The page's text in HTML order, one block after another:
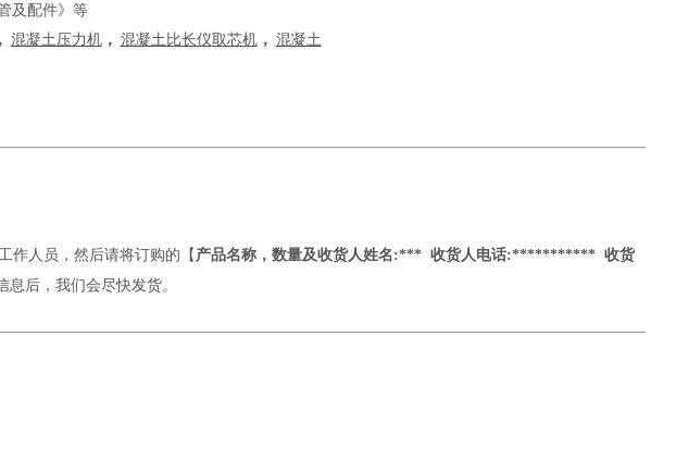
及配件》等
混凝土压力机， 混凝土比长仪取芯机， 混凝土
作人员，然后请将订购的【 产品名称，数量及收货人姓名:*** 收货人电话:*********** 收货
息后，我们会尽快发货。